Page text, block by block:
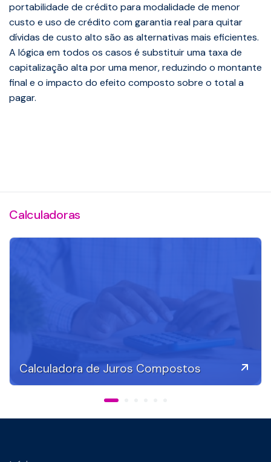
portabilidade de crédito para modalidade de menor
custo e uso de crédito com garantia real para quitar
dívidas de custo alto são as alternativas mais eficientes.
A lógica em todos os casos é substituir uma taxa de
capitalização alta por uma menor, reduzindo o montante
final e o impacto do efeito composto sobre o total a
pagar.
Calculadoras
Calculadora de Juros Compostos